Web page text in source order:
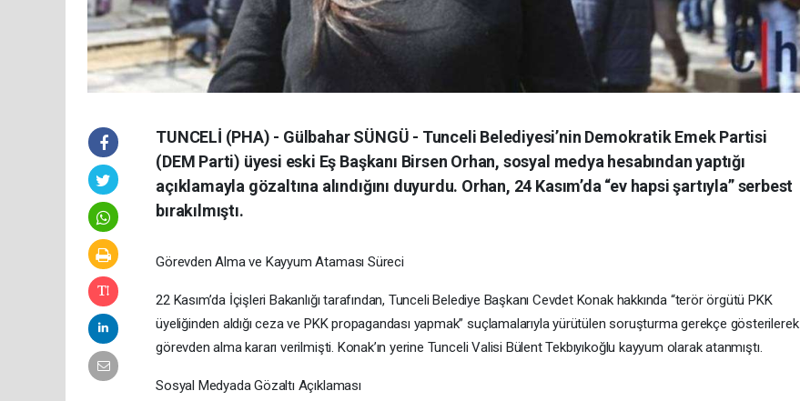
TUNCELİ (PHA) - Gülbahar SÜNGÜ - Tunceli Belediyesi’nin Demokratik Emek Partisi
(DEM Parti) üyesi eski Eş Başkanı Birsen Orhan, sosyal medya hesabından yaptığı
açıklamayla gözaltına alındığını duyurdu. Orhan, 24 Kasım’da “ev hapsi şartıyla” serbest
bırakılmıştı.
Görevden Alma ve Kayyum Ataması Süreci
22 Kasım’da İçişleri Bakanlığı tarafından, Tunceli Belediye Başkanı Cevdet Konak hakkında “terör örgütü PKK
üyeliğinden aldığı ceza ve PKK propagandası yapmak” suçlamalarıyla yürütülen soruşturma gerekçe gösterilerek
görevden alma kararı verilmişti. Konak’ın yerine Tunceli Valisi Bülent Tekbıyıkoğlu kayyum olarak atanmıştı.
Sosyal Medyada Gözaltı Açıklaması